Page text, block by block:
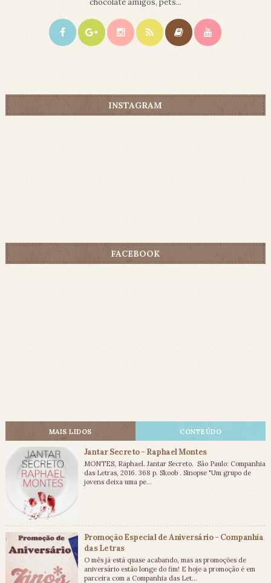
chocolate amigos, pets...
INSTAGRAM
FACEBOOK
MAIS LIDOS CONTEÚDO
Jantar Secreto - Raphael Montes
MONTES, Raphael. Jantar Secreto. São Paulo: Companhia
das Letras, 2016. 368 p. Skoob . Sinopse "Um grupo de
jovens deixa uma pe...
Promoção Especial de Aniversário - Companhia
das Letras
O mês já está quase acabando, mas as promoções de
aniversário estão longe do fim! E hoje a promoção é em
parceira com a Companhia das Let...